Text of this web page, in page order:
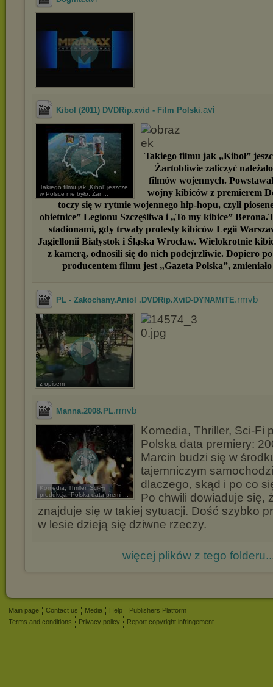
Kibol (2011) DVDRip.xvid - Film Polski.avi
Takiego filmu jak „Kibol” jeszcze
w Polsce nie było. Żar ...
Takiego filmu jak „Kibol”
Żartobliwie zaliczyć
filmów wojennych.
wojny kibiców z premierem
toczy się w rytmie wojennego hip-hopu, czyli
obietnice” Legionu Szczęśliwa i „To my kibice”
stadionami, gdy trwały protesty kibiców Legii
Jagiellonii Białystok i Śląska Wrocław. Wielokrotnie
z kamerą, odnosili się do nich podejrzliwie. Dopiero po
producentem filmu jest „Gazeta Polska”,
PL - Zakochany.Aniol .DVDRip.XviD-DYNAMiTE.rmvb
z opisem
Manna.2008.PL.rmvb
Komedia, Thriller, Sci-Fi
produkcja: Polska data premi ...
Komedia, Thriller, Sci-Fi
Polska data premiery:
Marcin budzi się w
tajemniczym
dlaczego, skąd i po co
Po chwili dowiaduje się,
znajduje się w takiej sytuacji. Dość szybko
w lesie dzieją się dziwne rzeczy.
więcej plików z tego
Main page Contact us Media Help
Publishers Platform
Terms and conditions
Privacy policy Report copyright infringement